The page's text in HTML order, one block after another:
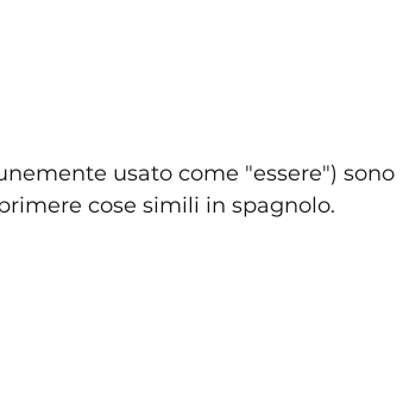
usato come "essere") sono
cose simili in spagnolo.